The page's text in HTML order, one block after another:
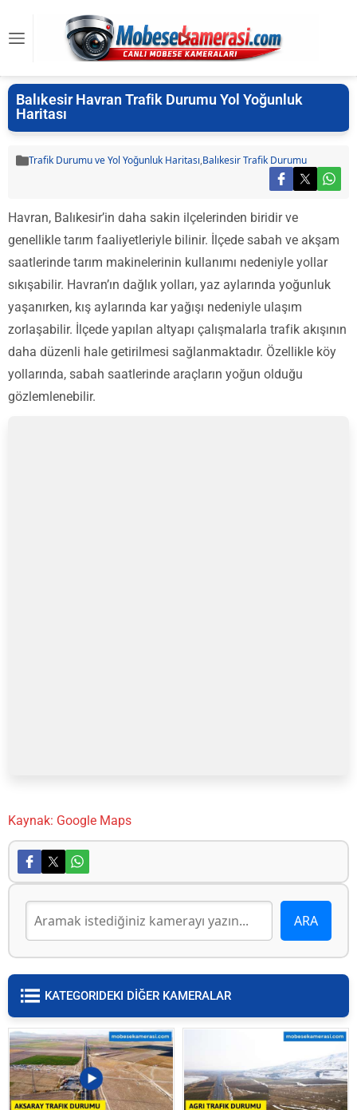
Balıkesir Havran Trafik Durumu Yol Yoğunluk
Haritası
Trafik Durumu ve Yol Yoğunluk Haritası,Balıkesir Trafik Durumu
Havran, Balıkesir’in daha sakin ilçelerinden biridir ve
genellikle tarım faaliyetleriyle bilinir. İlçede sabah ve akşam
saatlerinde tarım makinelerinin kullanımı nedeniyle yollar
sıkışabilir. Havran’ın dağlık yolları, yaz aylarında yoğunluk
yaşanırken, kış aylarında kar yağışı nedeniyle ulaşım
zorlaşabilir. İlçede yapılan altyapı çalışmalarla trafik akışının
daha düzenli hale getirilmesi sağlanmaktadır. Özellikle köy
yollarında, sabah saatlerinde araçların yoğun olduğu
gözlemlenebilir.
Kaynak: Google Maps
KATEGORIDEKI DİĞER KAMERALAR